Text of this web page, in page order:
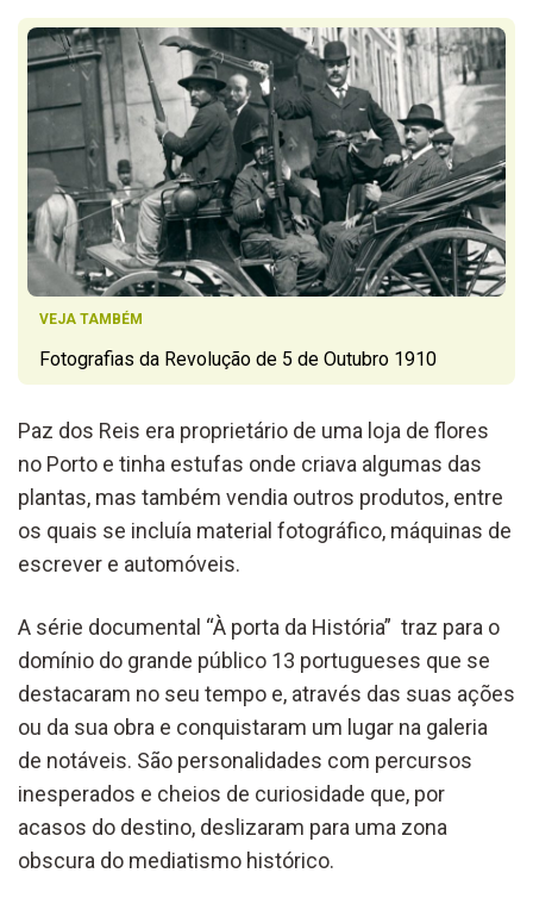
VEJA TAMBÉM
Fotografias da Revolução de 5 de Outubro 1910
Paz dos Reis era proprietário de uma loja de flores
no Porto e tinha estufas onde criava algumas das
plantas, mas também vendia outros produtos, entre
os quais se incluía material fotográfico, máquinas de
escrever e automóveis.
A série documental “À porta da História” traz para o
domínio do grande público 13 portugueses que se
destacaram no seu tempo e, através das suas ações
ou da sua obra e conquistaram um lugar na galeria
de notáveis. São personalidades com percursos
inesperados e cheios de curiosidade que, por
acasos do destino, deslizaram para uma zona
obscura do mediatismo histórico.